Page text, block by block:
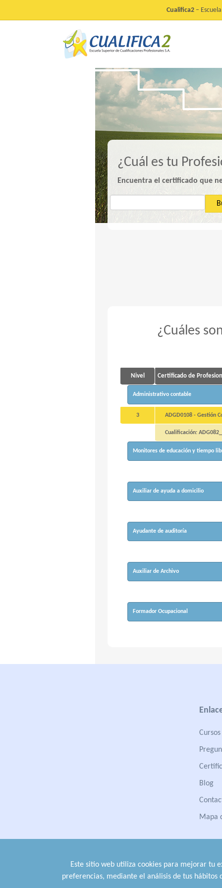
Cualifica2 –
¿Cuál es tu
Encuentra el certificado que
¿Cuáles
Nivel Certificado de
Administrativo contable
3 ADGD0108 - Gestión
Cualificación:
Monitores de educación y tiempo
Auxiliar de ayuda a domicilio
Ayudante de auditoría
Auxiliar de Archivo
Formador Ocupacional
Blog
Mapa
Este sitio web utiliza cookies para mejorar tu
preferencias, mediante el análisis de tus hábitos